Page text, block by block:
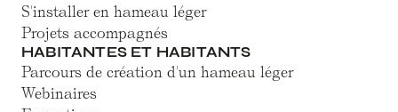
S'installer en hameau léger
Projets accompagnés
HABITANTES ET HABITANTS
Parcours de création d'un hameau léger
Webinaires